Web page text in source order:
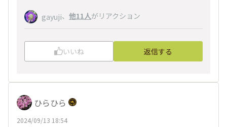
gayuji、 他11人がリアクション
いいね 返信する
ひらひら
2024/09/13 18:54